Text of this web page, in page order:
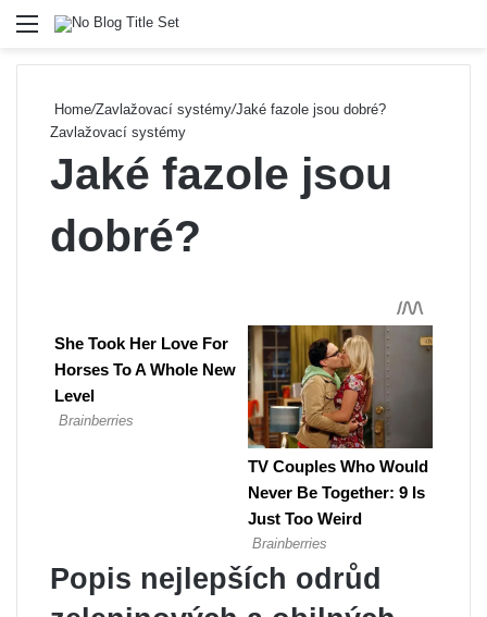
Menu
Home/Zavlažovací systémy/Jaké fazole jsou dobré?
Zavlažovací systémy
Jaké fazole jsou
dobré?
Popis nejlepších odrůd